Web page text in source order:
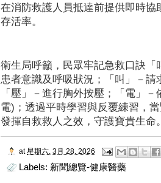
在消防救護人員抵達前提供即時
存活率。
衛生局呼籲，民眾牢記急救口訣
患者意識及呼吸狀況；「叫」－
「壓」－進行胸外按壓；「電」
電)；透過平時學習與反覆練習，
發揮自救救人之效，守護寶貴生命
at 星期六, 3月 28, 2026
Labels: 新聞總覽-健康醫藥